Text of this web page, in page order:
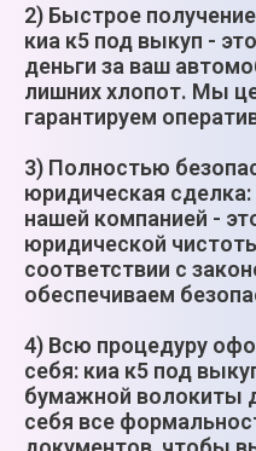
2) Быстрое
киа к5 под выкуп -
деньги за ваш
лишних хлопот. Мы
гарантируем
3) Полностью
юридическая
нашей компанией -
юридической
соответствии с
обеспечиваем
4) Всю процедуру
себя: киа к5 под
бумажной волокиты
себя все